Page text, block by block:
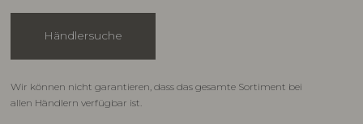
Händlersuche
Wir können nicht garantieren, dass das gesamte Sortiment bei
allen Händlern verfügbar ist.